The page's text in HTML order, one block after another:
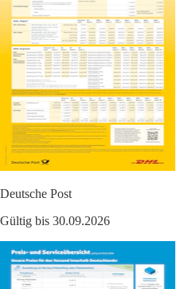
Deutsche Post
Gültig bis 30.09.2026